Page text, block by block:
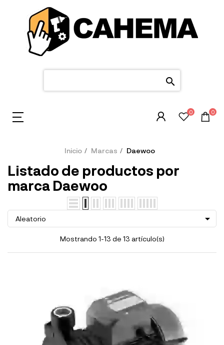
search
0 0
Inicio Marcas Daewoo
Listado de productos por
marca Daewoo
Aleatorio 
Mostrando 1-13 de 13 artículo(s)